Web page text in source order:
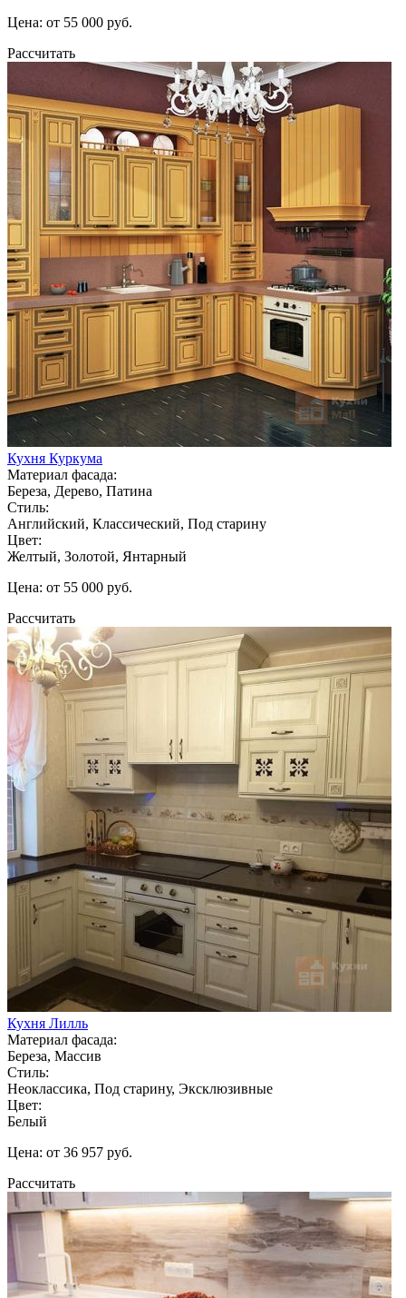
Цена: от 55 000 руб.
Рассчитать
Кухня Куркума
Материал фасада:
Береза, Дерево, Патина
Стиль:
Английский, Классический, Под старину
Цвет:
Желтый, Золотой, Янтарный
Цена: от 55 000 руб.
Рассчитать
Кухня Лилль
Материал фасада:
Береза, Массив
Стиль:
Неоклассика, Под старину, Эксклюзивные
Цвет:
Белый
Цена: от 36 957 руб.
Рассчитать